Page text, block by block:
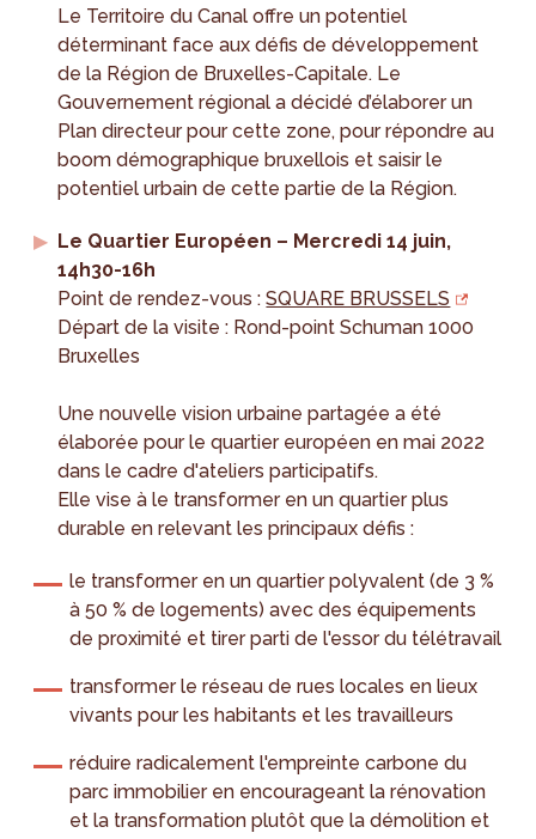
Le Territoire du Canal offre un potentiel
déterminant face aux défis de développement
de la Région de Bruxelles-Capitale. Le
Gouvernement régional a décidé d’élaborer un
Plan directeur pour cette zone, pour répondre au
boom démographique bruxellois et saisir le
potentiel urbain de cette partie de la Région.
Le Quartier Européen – Mercredi 14 juin,
14h30-16h
Point de rendez-vous :SQUARE BRUSSELS
Départ de la visite : Rond-point Schuman 1000
Bruxelles
Une nouvelle vision urbaine partagée a été
élaborée pour le quartier européen en mai 2022
dans le cadre d'ateliers participatifs.
Elle vise à le transformer en un quartier plus
durable en relevant les principaux défis :
le transformer en un quartier polyvalent (de 3 %
à 50 % de logements) avec des équipements
de proximité et tirer parti de l'essor du télétravail
transformer le réseau de rues locales en lieux
vivants pour les habitants et les travailleurs
réduire radicalement l'empreinte carbone du
parc immobilier en encourageant la rénovation
et la transformation plutôt que la démolition et